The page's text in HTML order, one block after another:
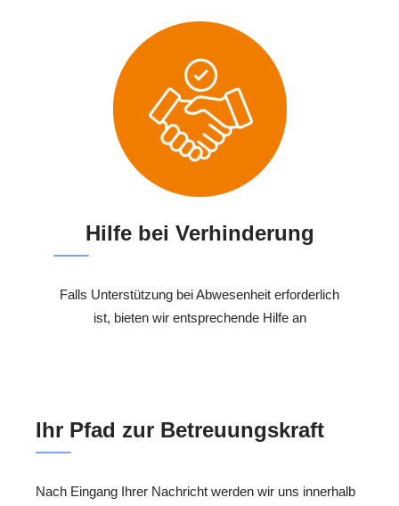
Hilfe bei Verhinderung
Falls Unterstützung bei Abwesenheit erforderlich
ist, bieten wir entsprechende Hilfe an
Ihr Pfad zur Betreuungskraft
Nach Eingang Ihrer Nachricht werden wir uns innerhalb